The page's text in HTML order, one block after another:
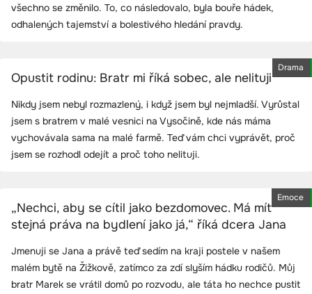
všechno se změnilo. To, co následovalo, byla bouře hádek,
odhalených tajemství a bolestivého hledání pravdy.
Drama
Opustit rodinu: Bratr mi říká sobec, ale nelituji
Nikdy jsem nebyl rozmazlený, i když jsem byl nejmladší. Vyrůstal
jsem s bratrem v malé vesnici na Vysočině, kde nás máma
vychovávala sama na malé farmě. Teď vám chci vyprávět, proč
jsem se rozhodl odejít a proč toho nelituji.
Emoce
„Nechci, aby se cítil jako bezdomovec. Má mít
stejná práva na bydlení jako já,“ říká dcera Jana
Jmenuji se Jana a právě teď sedím na kraji postele v našem
malém bytě na Žižkově, zatímco za zdí slyším hádku rodičů. Můj
bratr Marek se vrátil domů po rozvodu, ale táta ho nechce pustit